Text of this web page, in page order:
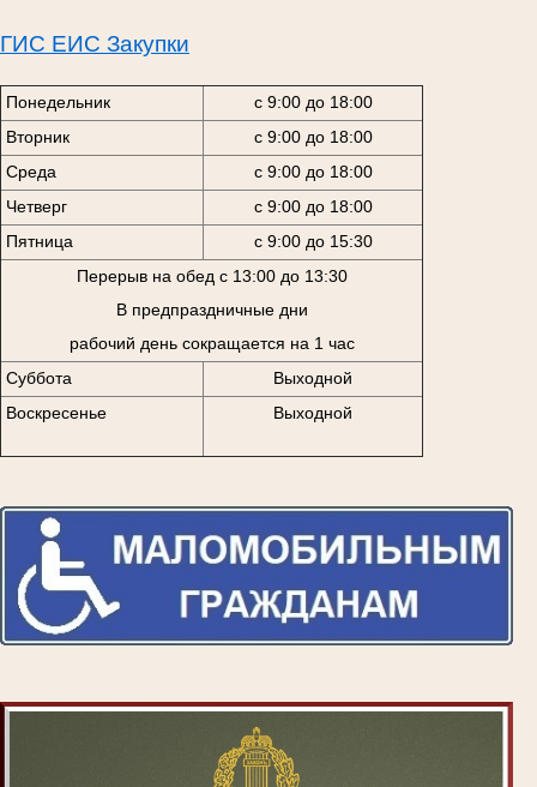
ГИС ЕИС Закупки
Понедельник
с 9:00 до 18:00
Вторник
с 9:00 до 18:00
Среда
с 9:00 до 18:00
Четверг
с 9:00 до 18:00
Пятница
с 9:00 до 15:30
Перерыв на обед с 13:00 до 13:30
В предпраздничные дни
рабочий день сокращается на 1 час
Суббота
Выходной
Воскресенье
Выходной